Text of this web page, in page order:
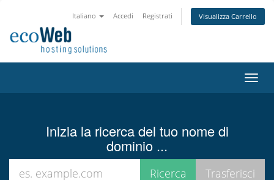
Italiano Accedi Registrati Visualizza Carrello
Attiva
Inizia la ricerca del tuo nome di
dominio ...